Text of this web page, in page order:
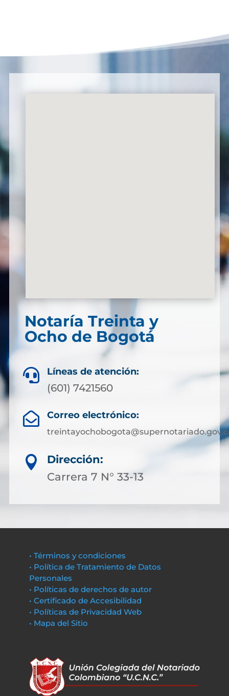
Notaría Treinta y
Ocho de Bogotá
 Líneas de atención:
(601) 7421560
 Correo electrónico:

Dirección:
Carrera 7 N° 33-13
• Términos y condiciones
• Política de Tratamiento de Datos
Personales
• Políticas de derechos de autor
• Certificado de Accesibilidad
• Políticas de Privacidad Web
• Mapa del Sitio